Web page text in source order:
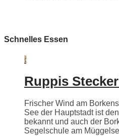
Schnelles Essen
Ruppis
Frischer Wind am
See der Hauptstadt ist
bekannt und auch der
Segelschule am